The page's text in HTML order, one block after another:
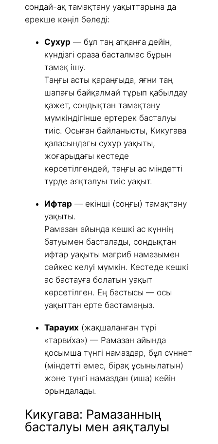
сондай-ақ тамақтану уақыттарына да
ерекше көңіл бөледі:
Сухур — бұл таң атқанға дейін,
күндізгі ораза басталмас бұрын
тамақ ішу.
Таңғы асты қараңғыда, яғни таң
шапағы байқалмай тұрып қабылдау
қажет, сондықтан тамақтану
мүмкіндігінше ертерек басталуы
тиіс. Осыған байланысты, Кикугава
қаласындағы сухур уақыты,
жоғарыдағы кестеде
көрсетілгендей, таңғы ас міндетті
түрде аяқталуы тиіс уақыт.
Ифтар — екінші (соңғы) тамақтану
уақыты.
Рамазан айында кешкі ас күннің
батуымен басталады, сондықтан
ифтар уақыты магриб намазымен
сәйкес келуі мүмкін. Кестеде кешкі
ас бастауға болатын уақыт
көрсетілген. Ең бастысы — осы
уақыттан ерте бастамаңыз.
Тарауих (жақшаланған түрі
«тарви́ха») — Рамазан айында
қосымша түнгі намаздар, бұл сүннет
(міндетті емес, бірақ ұсынылатын)
және түнгі намаздан (иша) кейін
орындалады.
Кикугава: Рамазанның
басталуы мен аяқталуы